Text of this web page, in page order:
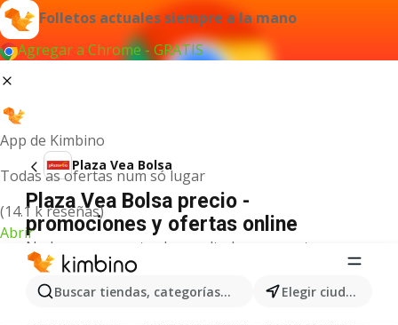
Folletos actuales siempre a la mano
Agregar a Chrome - GRATIS
App de Kimbino
Todas as ofertas num só lugar
(14.1 k reseñas)
Abrir
Buscar tiendas, categorías, productos... Elegir ciudad
Plaza Vea Bolsa
Plaza Vea Bolsa precio -
promociones y ofertas online
No hemos encontrado resultados para este
término.
Más productos en tiendas Plaza Vea